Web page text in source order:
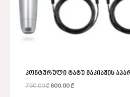
კონტურული ტატუ მაკიაჟის
750.00₾ 600.00₾